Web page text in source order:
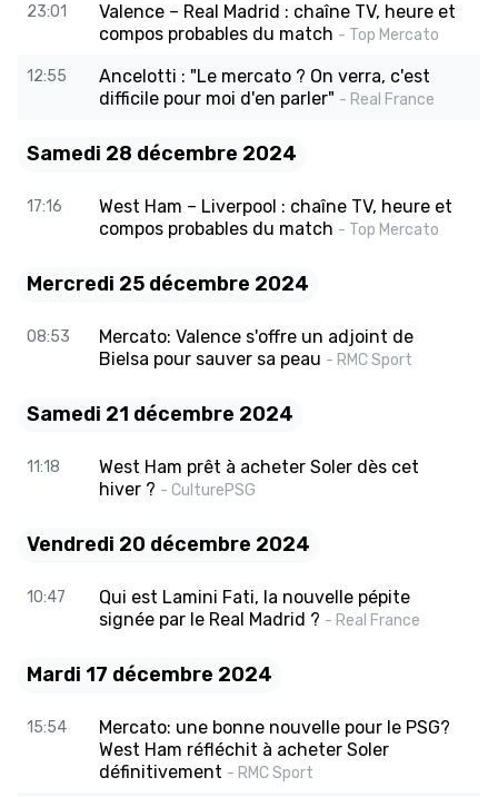
23:01
Valence – Real Madrid : chaîne TV, heure et
compos probables du match - Top Mercato
12:55
Ancelotti : "Le mercato ? On verra, c'est
difficile pour moi d'en parler" - Real France
Samedi 28 décembre 2024
17:16
West Ham – Liverpool : chaîne TV, heure et
compos probables du match - Top Mercato
Mercredi 25 décembre 2024
08:53
Mercato: Valence s'offre un adjoint de
Bielsa pour sauver sa peau - RMC Sport
Samedi 21 décembre 2024
11:18
West Ham prêt à acheter Soler dès cet
hiver ? - CulturePSG
Vendredi 20 décembre 2024
10:47
Qui est Lamini Fati, la nouvelle pépite
signée par le Real Madrid ? - Real France
Mardi 17 décembre 2024
15:54
Mercato: une bonne nouvelle pour le PSG?
West Ham réfléchit à acheter Soler
définitivement - RMC Sport